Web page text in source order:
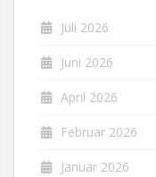
Juli 2026
Juni 2026
April 2026
Februar 2026
Januar 2026